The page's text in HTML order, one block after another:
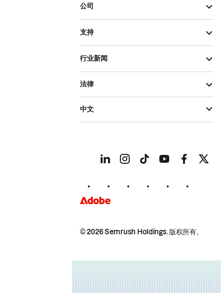
公司
支持
行业新闻
© 2026 Semrush Holdings.版权所有。
法律
中文